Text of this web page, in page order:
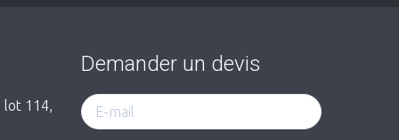
lot 114,
Demander un devis